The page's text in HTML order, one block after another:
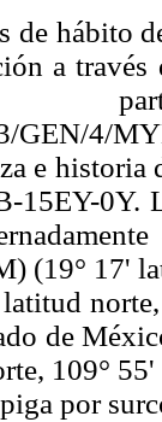
de hábito
a través
a
GEN/4/
e
15EY-0Y.
(19° 17'
de
109°
por